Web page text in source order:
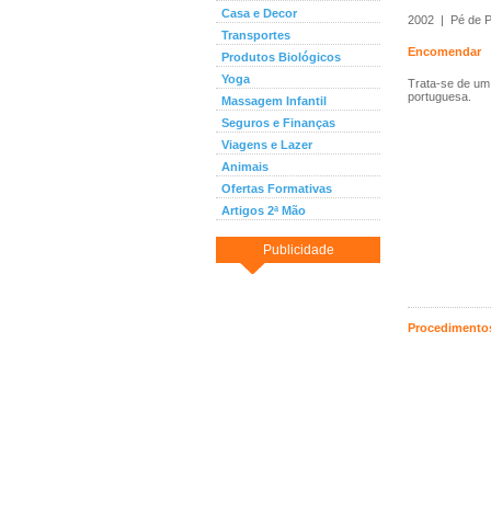
Casa e Decor
Transportes
Produtos Biológicos
Yoga
Massagem Infantil
Seguros e Finanças
Viagens e Lazer
Animais
Ofertas Formativas
Artigos 2ª Mão
Publicidade
2002 | Pé de
Encomendar
Trata-se de
portuguesa.